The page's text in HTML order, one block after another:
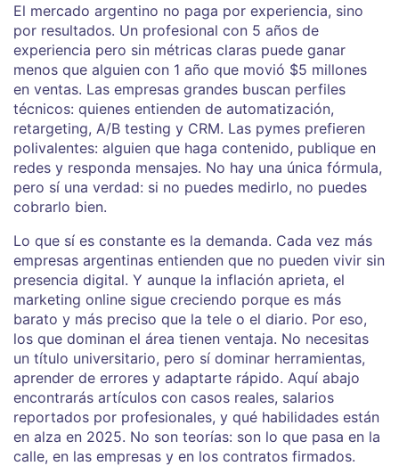
El mercado argentino no paga por experiencia, sino
por resultados. Un profesional con 5 años de
experiencia pero sin métricas claras puede ganar
menos que alguien con 1 año que movió $5 millones
en ventas. Las empresas grandes buscan perfiles
técnicos: quienes entienden de automatización,
retargeting, A/B testing y CRM. Las pymes prefieren
polivalentes: alguien que haga contenido, publique en
redes y responda mensajes. No hay una única fórmula,
pero sí una verdad: si no puedes medirlo, no puedes
cobrarlo bien.
Lo que sí es constante es la demanda. Cada vez más
empresas argentinas entienden que no pueden vivir sin
presencia digital. Y aunque la inflación aprieta, el
marketing online sigue creciendo porque es más
barato y más preciso que la tele o el diario. Por eso,
los que dominan el área tienen ventaja. No necesitas
un título universitario, pero sí dominar herramientas,
aprender de errores y adaptarte rápido. Aquí abajo
encontrarás artículos con casos reales, salarios
reportados por profesionales, y qué habilidades están
en alza en 2025. No son teorías: son lo que pasa en la
calle, en las empresas y en los contratos firmados.